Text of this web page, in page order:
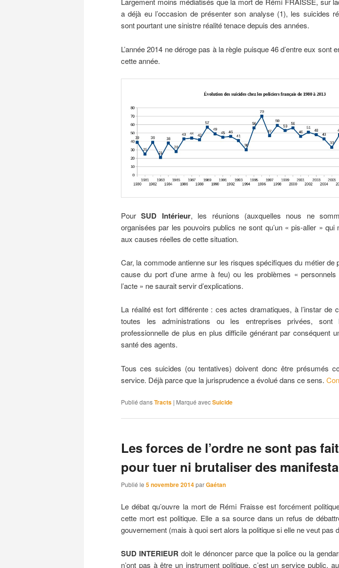
a déjà eu l’occasion de présenter son analyse (1), les suicides
sont pourtant une sinistre réalité tenace depuis des années.
L’année 2014 ne déroge pas à la règle puisque 46 d’entre eux sont
cette année.
PourSUD Intérieur, les réunions (auxquelles nous ne
organisées par les pouvoirs publics ne sont qu’un « pis-aller » qui
aux causes réelles de cette situation.
Car, la commode antienne sur les risques spécifiques du métier de
cause du port d’une arme à feu) ou les problèmes «
l’acte » ne saurait servir d’explications.
La réalité est fort différente : ces actes dramatiques, à l’instar de
toutes les administrations ou les entreprises privées,
professionnelle de plus en plus difficile générant par conséquent
santé des agents.
Tous ces suicides (ou tentatives) doivent donc être présumés
service. Déjà parce que la jurisprudence a évolué dans ce sens.
Publié dansTracts | Marqué avecSuicide
Les forces de l’ordre ne sont pas
pour tuer ni brutaliser des
Publié le 5 novembre 2014parGaétan
Le débat qu’ouvre la mort de Rémi Fraisse est forcément
cette mort est politique. Elle a sa source dans un refus de
gouvernement (mais à quoi sert alors la politique si elle ne veut pas
SUD INTERIEUR doit le dénoncer parce que la police ou la
n’ont pas à être un instrument politique, c’est un service public,